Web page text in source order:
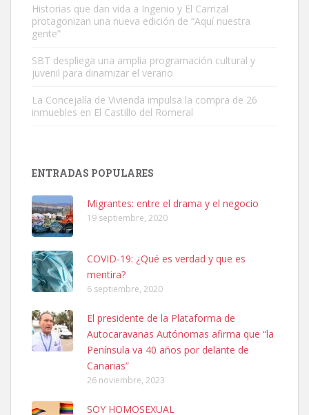
Busco adopción responsable para mi perra. Pastor alemán,
hembra, 4 años. Por motivos personales ...
Leales.org » Gran Canaria
Leales.org » Gran Canaria
Ninfa perdida
El día 5 se los perdió una ninfa papillera, asustada tiene miedo a la
calle, se perdió por la zon...
Leales.org » Gran Canaria
6.7.2025
Historias que dan vida a Ingenio y El Carrizal
protagonizan una nueva edición de “Aquí nuestra
gente”
SBT despliega una amplia programación cultural y
juvenil para dinamizar el verano
La Concejalía de Vivienda impulsa la compra de 26
inmuebles en El Castillo del Romeral
ENTRADAS POPULARES
Migrantes: entre el drama y el negocio
19 septiembre, 2020
COVID-19: ¿Qué es verdad y que es
mentira?
6 septiembre, 2020
El presidente de la Plataforma de
Autocaravanas Autónomas afirma que “la
Península va 40 años por delante de
Canarias”
26 noviembre, 2023
SOY HOMOSEXUAL